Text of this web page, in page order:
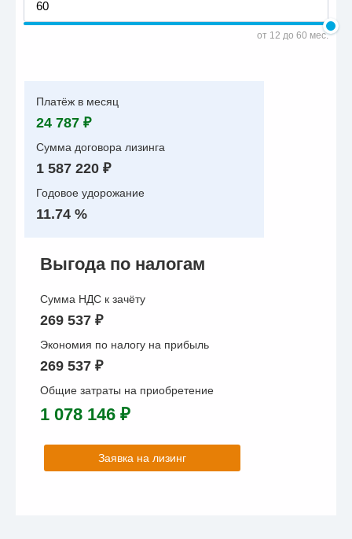
от 12 до 60 мес.
Платёж в месяц
24 787 ₽
Сумма договора лизинга
1 587 220 ₽
Годовое удорожание
11.74 %
Выгода по налогам
Сумма НДС к зачёту
269 537 ₽
Экономия по налогу на прибыль
269 537 ₽
Общие затраты на приобретение
1 078 146 ₽
Заявка на лизинг